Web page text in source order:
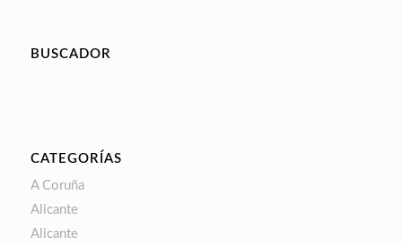
BUSCADOR
CATEGORÍAS
A Coruña
Alicante
Alicante